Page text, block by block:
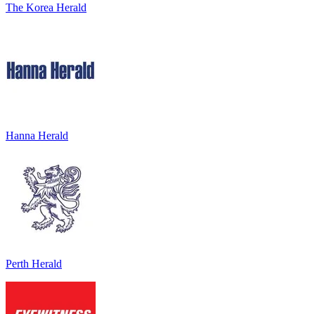
The Korea Herald
Hanna Herald
Perth Herald